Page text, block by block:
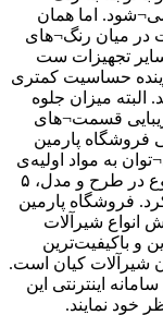
اما همان
در میان رنگ¬های
تجهیزات ست
حساسیت کمتری
البته میزان جلوه
قسمت¬های
فروشگاه پارمین
به مواد اولیه‌ی
مرغوب و باکیفیت، مقرون به صرفه بودن، تنوع در طرح و مدل، ۵
فروشگاه پارمین
انواع شیرآلات
و باکیفیت‌ترین
شیرآلات کیان است.
اینترنتی این
خود نمایند.